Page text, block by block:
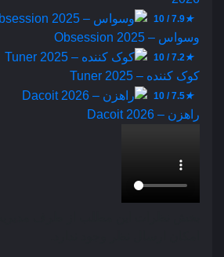
★
7.9 / 10
وسواس – Obsession 2025
★
7.2 / 10
کوک کننده – Tuner 2025
★
7.5 / 10
راهزن – Dacoit 2026